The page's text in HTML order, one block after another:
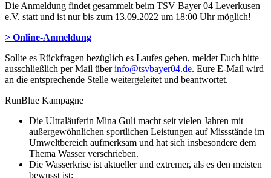
Die Anmeldung findet gesammelt beim TSV Bayer 04 Leverkusen
e.V. statt und ist nur bis zum 13.09.2022 um 18:00 Uhr möglich!
> Online-Anmeldung
Sollte es Rückfragen bezüglich es Laufes geben, meldet Euch bitte
ausschließlich per Mail überinfo@tsvbayer04.de. Eure E-Mail wird
an die entsprechende Stelle weitergeleitet und beantwortet.
RunBlue Kampagne
Die Ultraläuferin Mina Guli macht seit vielen Jahren mit
außergewöhnlichen sportlichen Leistungen auf Missstände im
Umweltbereich aufmerksam und hat sich insbesondere dem
Thema Wasser verschrieben.
Die Wasserkrise ist aktueller und extremer, als es den meisten
bewusst ist: